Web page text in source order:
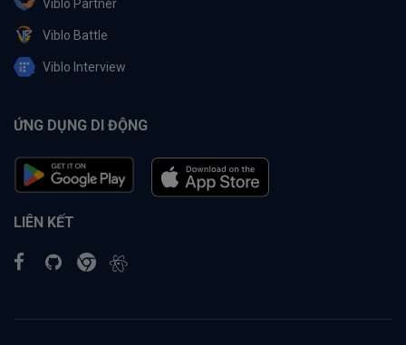
Viblo Partner
Viblo Battle
Viblo Interview
ỨNG DỤNG DI ĐỘNG
LIÊN KẾT